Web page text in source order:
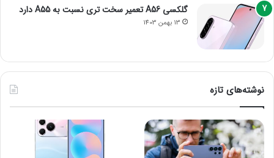
گلکسی A56 تعمیر سخت تری نسبت به A55 دارد
13 بهمن 1403
نوشته‌های تازه